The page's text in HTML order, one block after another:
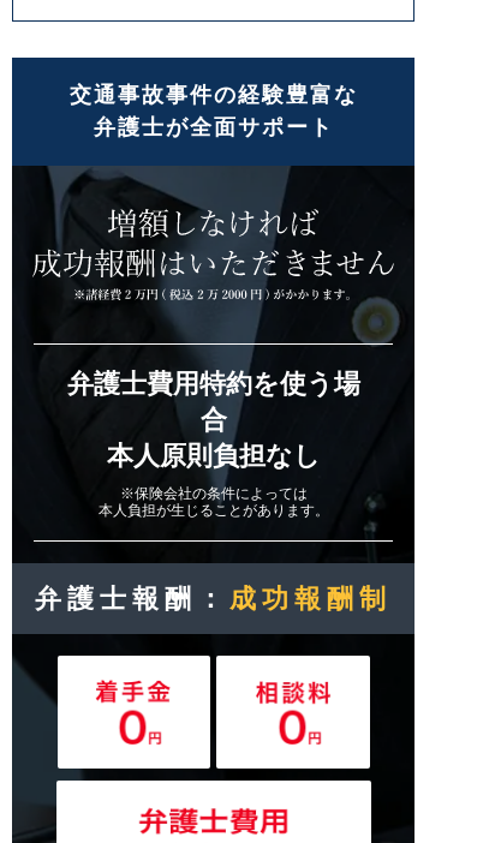
交通事故事件の経験豊富な
弁護士が全面サポート
弁護士費用特約を使う場
合
本人原則負担なし
※保険会社の条件によっては
本人負担が生じることがあります。
弁護士報酬： 成功報酬制